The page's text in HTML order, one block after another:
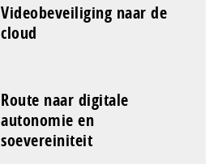
Videobeveiliging naar de
cloud
Route naar digitale
autonomie en
soevereiniteit